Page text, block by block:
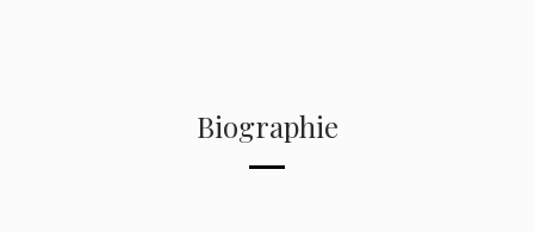
Biographie